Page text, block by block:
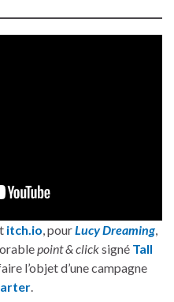
itch.io , pourLucy Dreaming
point & clicksigné Tall
l’objet d’une campagne
.